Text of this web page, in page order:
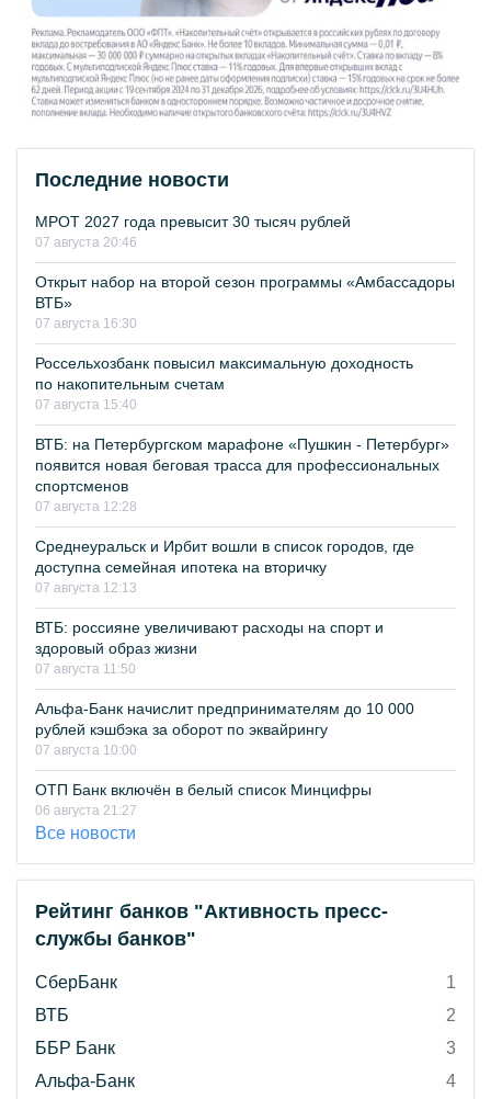
Последние новости
МРОТ 2027 года превысит 30 тысяч рублей
07 августа 20:46
Открыт набор на второй сезон программы «Амбассадоры
ВТБ»
07 августа 16:30
Россельхозбанк повысил максимальную доходность
по накопительным счетам
07 августа 15:40
ВТБ: на Петербургском марафоне «Пушкин - Петербург»
появится новая беговая трасса для профессиональных
спортсменов
07 августа 12:28
Среднеуральск и Ирбит вошли в список городов, где
доступна семейная ипотека на вторичку
07 августа 12:13
ВТБ: россияне увеличивают расходы на спорт и
здоровый образ жизни
07 августа 11:50
Альфа-Банк начислит предпринимателям до 10 000
рублей кэшбэка за оборот по эквайрингу
07 августа 10:00
ОТП Банк включён в белый список Минцифры
06 августа 21:27
Все новости
Рейтинг банков "Активность пресс-
службы банков"
СберБанк
1
ВТБ
2
ББР Банк
3
Альфа-Банк
4